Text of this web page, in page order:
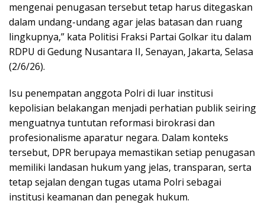
mengenai penugasan tersebut tetap harus ditegaskan
dalam undang-undang agar jelas batasan dan ruang
lingkupnya,” kata Politisi Fraksi Partai Golkar itu dalam
RDPU di Gedung Nusantara II, Senayan, Jakarta, Selasa
(2/6/26).
Isu penempatan anggota Polri di luar institusi
kepolisian belakangan menjadi perhatian publik seiring
menguatnya tuntutan reformasi birokrasi dan
profesionalisme aparatur negara. Dalam konteks
tersebut, DPR berupaya memastikan setiap penugasan
memiliki landasan hukum yang jelas, transparan, serta
tetap sejalan dengan tugas utama Polri sebagai
institusi keamanan dan penegak hukum.